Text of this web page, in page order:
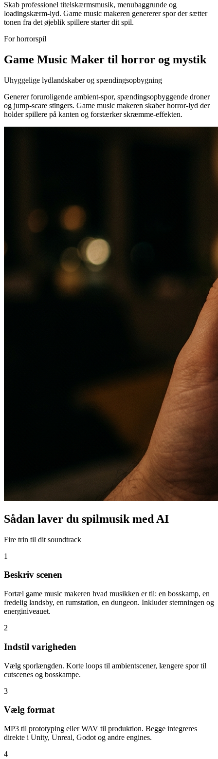
Skab professionel titelskærmsmusik, menubaggrunde og
loadingskærm-lyd. Game music makeren genererer spor der sætter
tonen fra det øjeblik spillere starter dit spil.
For horrorspil
Game Music Maker til horror og mystik
Uhyggelige lydlandskaber og spændingsopbygning
Generer foruroligende ambient-spor, spændingsopbyggende droner
og jump-scare stingers. Game music makeren skaber horror-lyd der
holder spillere på kanten og forstærker skræmme-effekten.
Sådan laver du spilmusik med AI
Fire trin til dit soundtrack
1
Beskriv scenen
Fortæl game music makeren hvad musikken er til: en bosskamp, en
fredelig landsby, en rumstation, en dungeon. Inkluder stemningen og
energiniveauet.
2
Indstil varigheden
Vælg sporlængden. Korte loops til ambientscener, længere spor til
cutscenes og bosskampe.
3
Vælg format
MP3 til prototyping eller WAV til produktion. Begge integreres
direkte i Unity, Unreal, Godot og andre engines.
4